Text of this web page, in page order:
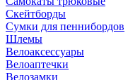
Скейтборды
Сумки для пеннибордов
Шлемы
Велоаксессуары
Велоаптечки
Велозамки